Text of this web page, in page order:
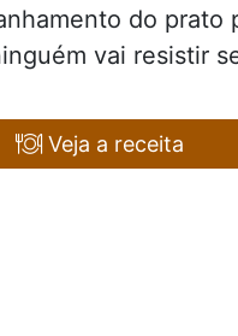
do prato
vai resistir
Veja a receita